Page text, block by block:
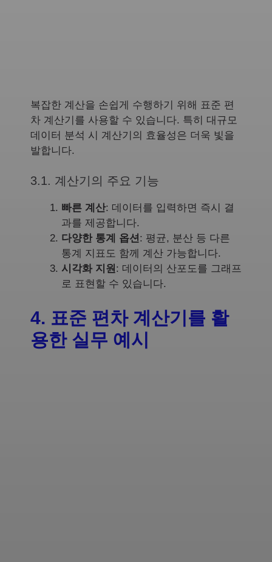
복잡한 계산을 손쉽게 수행하기 위해 표준 편
차 계산기를 사용할 수 있습니다. 특히 대규모
데이터 분석 시 계산기의 효율성은 더욱 빛을
발합니다.
3.1. 계산기의 주요 기능
빠른 계산: 데이터를 입력하면 즉시 결
과를 제공합니다.
다양한 통계 옵션: 평균, 분산 등 다른
통계 지표도 함께 계산 가능합니다.
시각화 지원: 데이터의 산포도를 그래프
로 표현할 수 있습니다.
4. 표준 편차 계산기를 활
용한 실무 예시